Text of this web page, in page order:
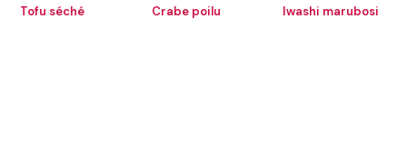
Tofu séché Crabe poilu Iwashi marubosi